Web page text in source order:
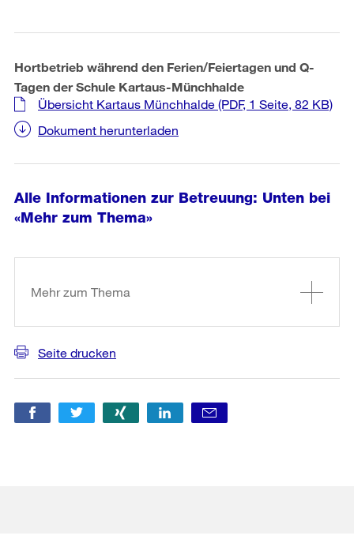
Hortbetrieb während den Ferien/Feiertagen und Q-
Tagen der Schule Kartaus-Münchhalde
Übersicht Kartaus Münchhalde (PDF, 1 Seite, 82 KB)
Dokument herunterladen
Alle Informationen zur Betreuung: Unten bei
«Mehr zum Thema»
Mehr zum Thema
Seite drucken